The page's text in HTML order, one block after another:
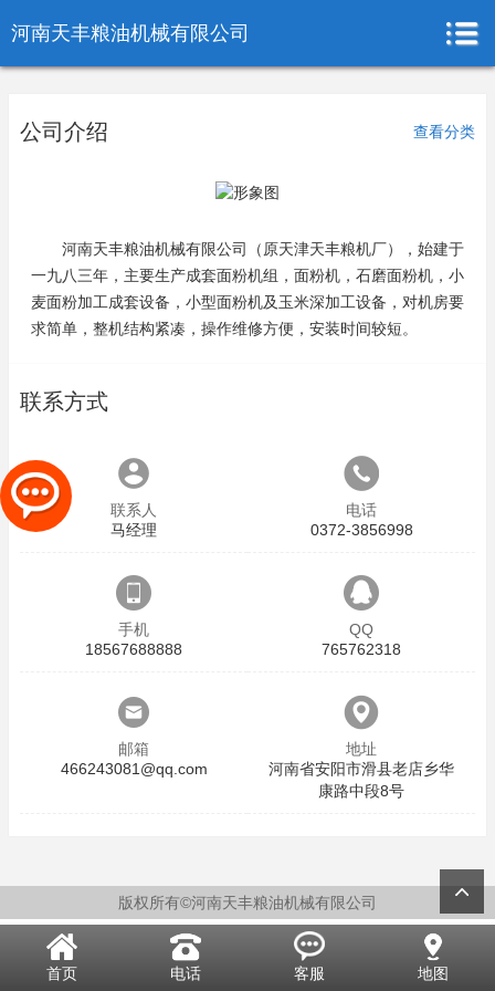
河南天丰粮油机械有限公司
公司介绍 查看分类
河南天丰粮油机械有限公司（原天津天丰粮机厂），始建于
一九八三年，主要生产成套面粉机组，面粉机，石磨面粉机，小
麦面粉加工成套设备，小型面粉机及玉米深加工设备，对机房要
求简单，整机结构紧凑，操作维修方便，安装时间较短。
联系方式
联系人
马经理
电话
0372-3856998
手机
18567688888
QQ
765762318
邮箱
466243081@qq.com
地址
河南省安阳市滑县老店乡华
康路中段8号
版权所有©河南天丰粮油机械有限公司
首页 电话 客服 地图